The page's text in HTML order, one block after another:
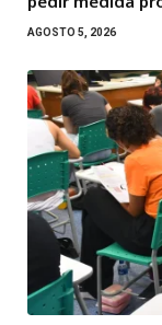
AGOSTO 5, 2026